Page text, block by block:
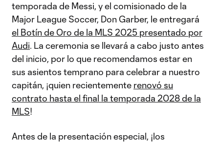
temporada de Messi, y el comisionado de la
Major League Soccer, Don Garber, le entregará
el Botín de Oro de la MLS 2025 presentado por
Audi. La ceremonia se llevará a cabo justo antes
del inicio, por lo que recomendamos estar en
sus asientos temprano para celebrar a nuestro
capitán, ¡quien recientemente renovó su
contrato hasta el final la temporada 2028 de la
MLS!
Antes de la presentación especial, ¡los